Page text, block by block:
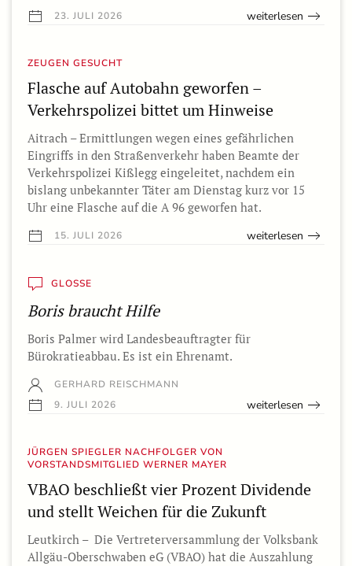
23. JULI 2026 weiterlesen
ZEUGEN GESUCHT
Flasche auf Autobahn geworfen –
Verkehrspolizei bittet um Hinweise
Aitrach – Ermittlungen wegen eines gefährlichen
Eingriffs in den Straßenverkehr haben Beamte der
Verkehrspolizei Kißlegg eingeleitet, nachdem ein
bislang unbekannter Täter am Dienstag kurz vor 15
Uhr eine Flasche auf die A 96 geworfen hat.
15. JULI 2026 weiterlesen
GLOSSE
Boris braucht Hilfe
Boris Palmer wird Landesbeauftragter für
Bürokratieabbau. Es ist ein Ehrenamt.
GERHARD REISCHMANN
9. JULI 2026
weiterlesen
JÜRGEN SPIEGLER NACHFOLGER VON
VORSTANDSMITGLIED WERNER MAYER
VBAO beschließt vier Prozent Dividende
und stellt Weichen für die Zukunft
Leutkirch – Die Vertreterversammlung der Volksbank
Allgäu-Oberschwaben eG (VBAO) hat die Auszahlung